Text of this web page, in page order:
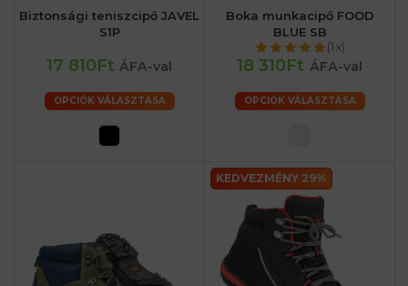
Biztonsági teniszcipő JAVEL
S1P
17 810Ft ÁFA-val
OPCIÓK VÁLASZTÁSA
Boka munkacipő FOOD
BLUE SB
(1x)
18 310Ft ÁFA-val
OPCIÓK VÁLASZTÁSA
KEDVEZMÉNY 29%